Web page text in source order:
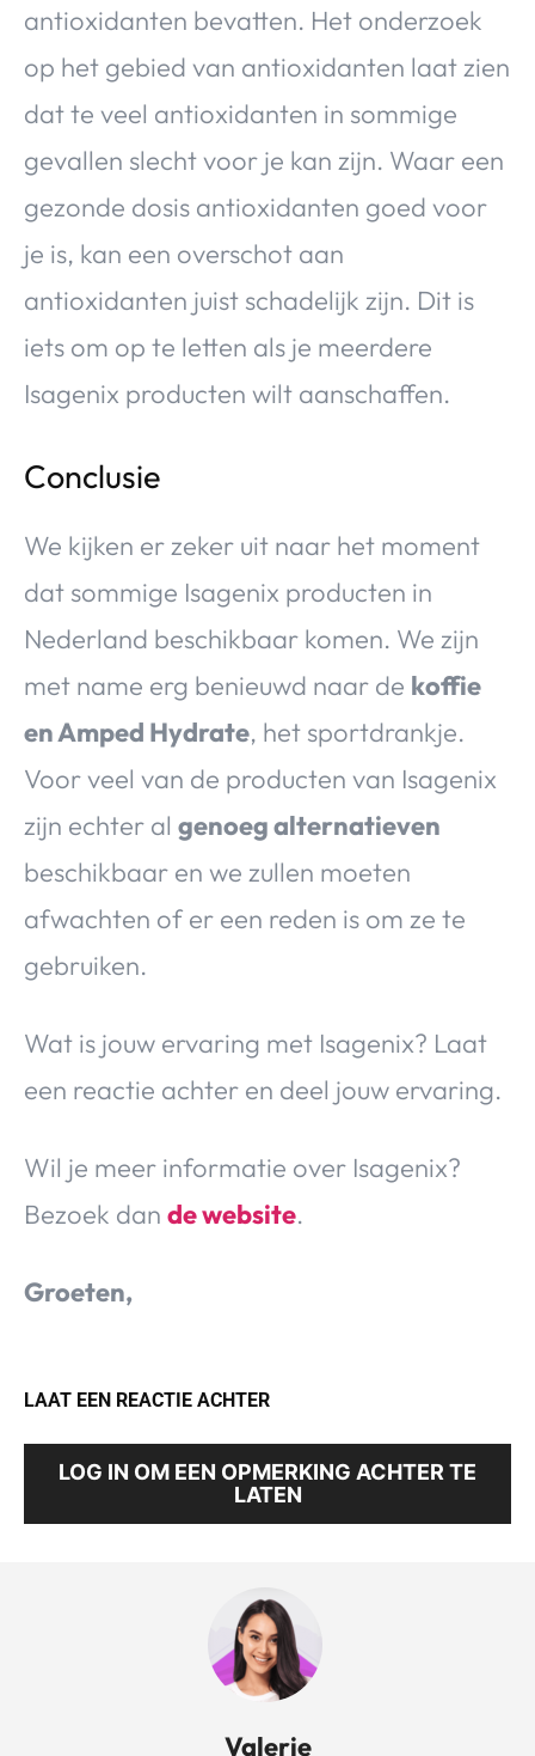
antioxidanten bevatten. Het onderzoek
op het gebied van antioxidanten laat zien
dat te veel antioxidanten in sommige
gevallen slecht voor je kan zijn. Waar een
gezonde dosis antioxidanten goed voor
je is, kan een overschot aan
antioxidanten juist schadelijk zijn. Dit is
iets om op te letten als je meerdere
Isagenix producten wilt aanschaffen.
Conclusie
We kijken er zeker uit naar het moment
dat sommige Isagenix producten in
Nederland beschikbaar komen. We zijn
met name erg benieuwd naar de koffie
en Amped Hydrate, het sportdrankje.
Voor veel van de producten van Isagenix
zijn echter al genoeg alternatieven
beschikbaar en we zullen moeten
afwachten of er een reden is om ze te
gebruiken.
Wat is jouw ervaring met Isagenix? Laat
een reactie achter en deel jouw ervaring.
Wil je meer informatie over Isagenix?
Bezoek dan de website.
Groeten,
LAAT EEN REACTIE ACHTER
LOG IN OM EEN OPMERKING ACHTER TE
LATEN
Valerie